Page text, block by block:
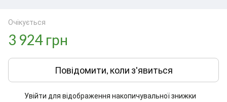
Очікується
3 924 грн
Повідомити, коли з'явиться
Увійти для відображення накопичувальної знижки